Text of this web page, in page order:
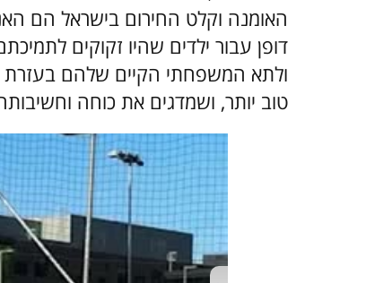
האומנה וקלט החירום בישראל הם
דופן עבור ילדים שהיו זקוקים
ולתא המשפחתי הקיים שלהם
טוב יותר, ושמדגים את כוחה